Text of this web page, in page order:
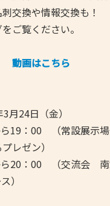
交換や情報交換も！
ご覧ください。
動画はこちら
月24日（金）
19：00 （常設展示場
レゼン）
20：00 （交流会 南
）